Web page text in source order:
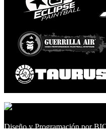
Diseño y Programación por